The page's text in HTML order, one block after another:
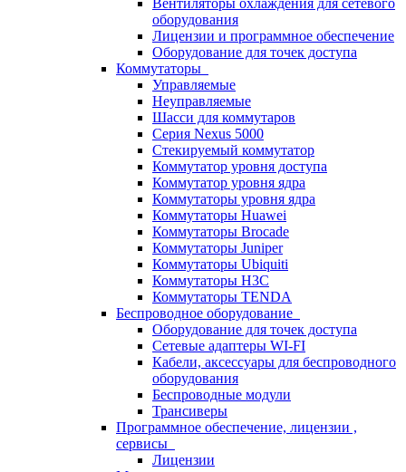
Вентиляторы охлаждения для сетевого
оборудования
Лицензии и программное обеспечение
Оборудование для точек доступа
Коммутаторы
Управляемые
Неуправляемые
Шасси для коммутаров
Серия Nexus 5000
Стекируемый коммутатор
Коммутатор уровня доступа
Коммутатор уровня ядра
Коммутаторы уровня ядра
Коммутаторы Huawei
Коммутаторы Brocade
Коммутаторы Juniper
Коммутаторы Ubiquiti
Коммутаторы H3C
Коммутаторы TENDA
Беспроводное оборудование
Оборудование для точек доступа
Сетевые адаптеры WI-FI
Кабели, аксессуары для беспроводного
оборудования
Беспроводные модули
Трансиверы
Программное обеспечение, лицензии ,
сервисы
Лицензии